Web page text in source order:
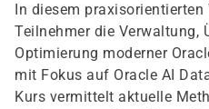
In diesem praxisorientierten
Teilnehmer die Verwaltung,
Optimierung moderner
mit Fokus auf Oracle AI
Kurs vermittelt aktuelle